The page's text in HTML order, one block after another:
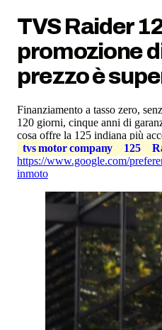
TVS Raider
promozione
prezzo è
Finanziamento a tasso zero,
120 giorni, cinque anni di
cosa offre la 125 indiana più
tvs motor company
125
https://www.google.com/
inmoto